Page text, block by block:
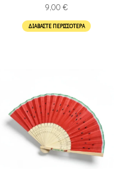
9,00 €
ΔΙΑΒΆΣΤΕ ΠΕΡΙΣΣΌΤΕΡΑ